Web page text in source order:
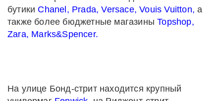
бутики Chanel, Prada, Versace, Vouis Vuitton, а
также более бюджетные магазиныTopshop,
Zara, Marks&Spencer.
На улице Бонд-стрит находится крупный